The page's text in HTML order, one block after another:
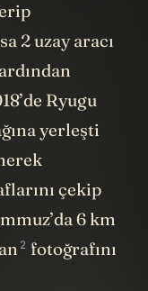
2 uzay aracı
Ryugu
yerleşti
çekip
6 km
2 fotoğrafını